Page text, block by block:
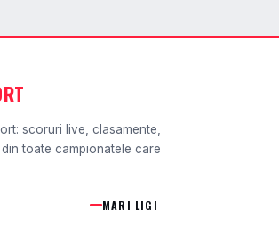
scoruri live, clasamente,
toate campionatele care
MARI LIGI